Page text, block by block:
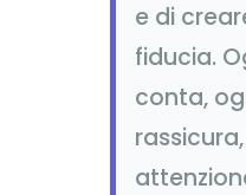
e di
fiducia.
conta,